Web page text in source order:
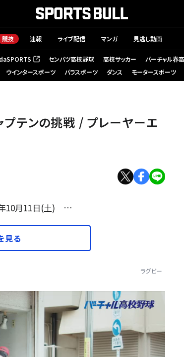
競技 速報 ライブ配信 マンガ 見逃し動画
いタブで開く） センバツ高校野球 高校サッカー バーチャル春
ウインタースポーツ パラスポーツ ダンス モータースポーツ
プテンの挑戦 / プレーヤーエ
年10月11日(土) …
見る
ラグビー